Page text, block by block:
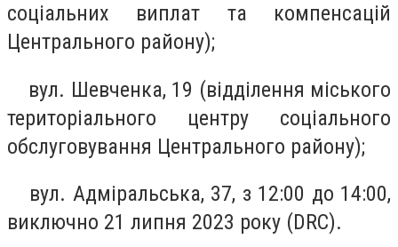
соціальних виплат та компенсацій
Центрального району);
⠀ вул. Шевченка, 19 (відділення міського
територіального центру соціального
обслуговування Центрального району);
⠀ вул. Адміральська, 37, з 12:00 до 14:00,
виключно 21 липня 2023 року (DRC).